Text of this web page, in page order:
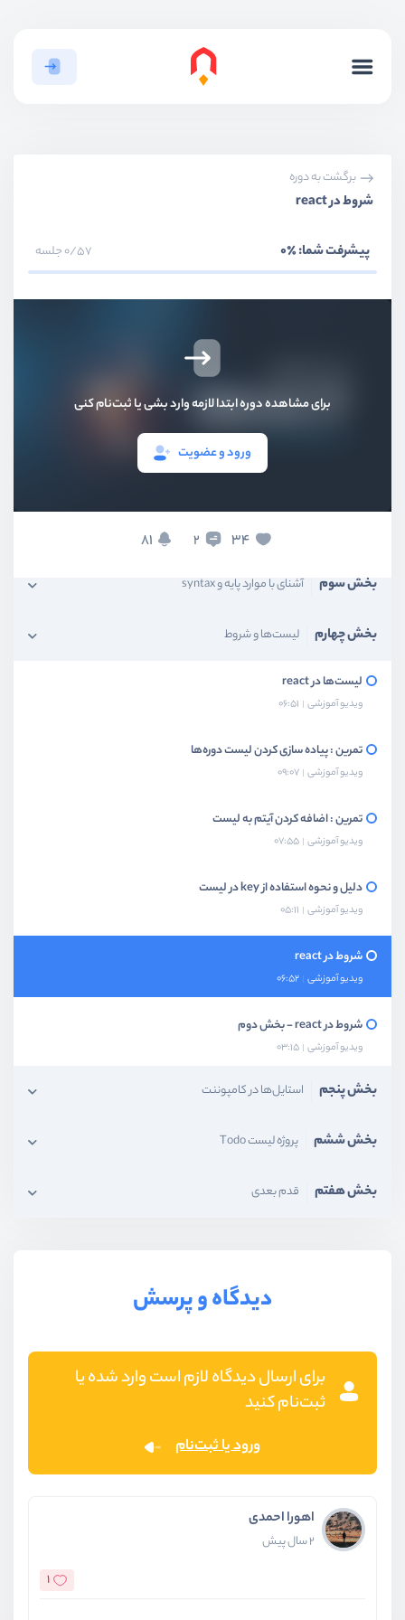
برگشت به دوره
شروط در react
پیشرفت شما:٪0 0/57 جلسه
برای مشاهده دوره ابتدا لازمه وارد بشی یا ثبت‌نام کنی
ورود و عضویت
34
2
81 نصب و راه‌اندازی
بخش سوم آشنای با موارد پایه و syntax
بخش چهارم لیست‌ها و شروط
لیست‌ها در react
ویدیو آموزشی 06:51
تمرین : پیاده سازی کردن لیست دوره‌ها
ویدیو آموزشی 09:07
تمرین : اضافه کردن آیتم به لیست
ویدیو آموزشی 07:55
دلیل و نحوه استفاده از key در لیست
ویدیو آموزشی 05:11
شروط در react
ویدیو آموزشی 06:52
شروط در react - بخش دوم
ویدیو آموزشی 03:15
بخش پنجم استایل‌ها در کامپوننت‌
بخش ششم پروژه لیست Todo
بخش هفتم قدم بعدی
دیدگاه و پرسش
برای ارسال دیدگاه لازم است وارد شده یا
ثبت‌نام کنید
ورود یا ثبت‌نام
اهورا احمدی
2 سال پیش
1